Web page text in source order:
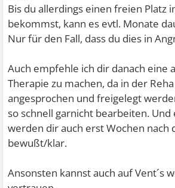
Bis du allerdings einen freien Platz
bekommst, kann es evtl. Monate
Nur für den Fall, dass du dies in
Auch empfehle ich dir danach eine
Therapie zu machen, da in der
angesprochen und freigelegt
so schnell garnicht bearbeiten. Und
werden dir auch erst Wochen nach
bewußt/klar.
Ansonsten kannst auch auf Vent´s